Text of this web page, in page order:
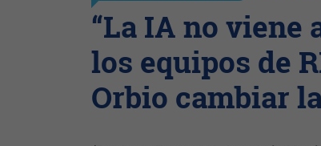
“La IA no viene
los equipos de
Orbio cambiar